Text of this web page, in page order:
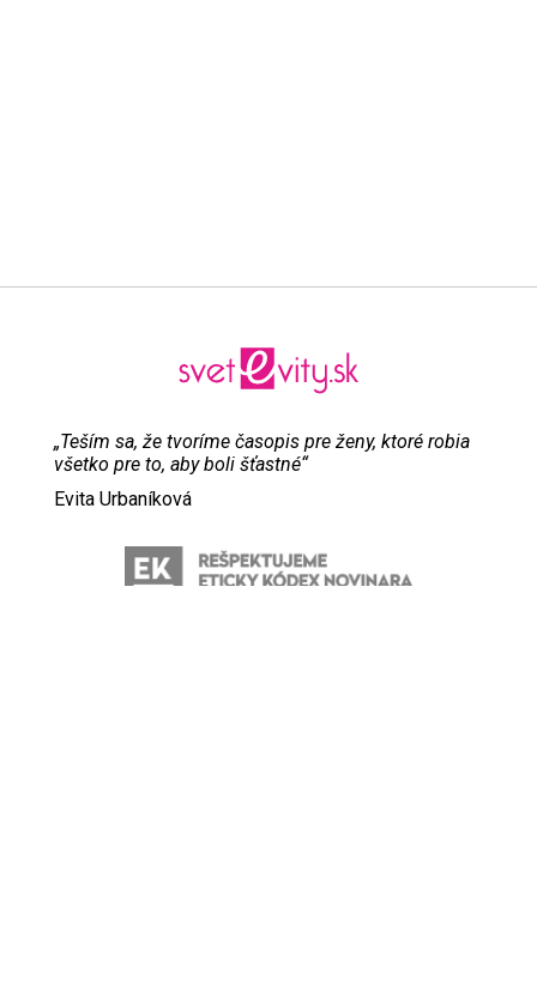
„Teším sa, že tvoríme časopis pre ženy, ktoré robia
všetko pre to, aby boli šťastné“
Evita Urbaníková